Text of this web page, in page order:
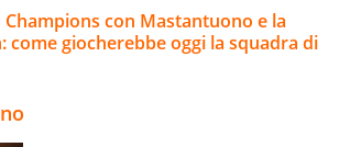
con Mastantuono e la
come giocherebbe oggi la squadra di